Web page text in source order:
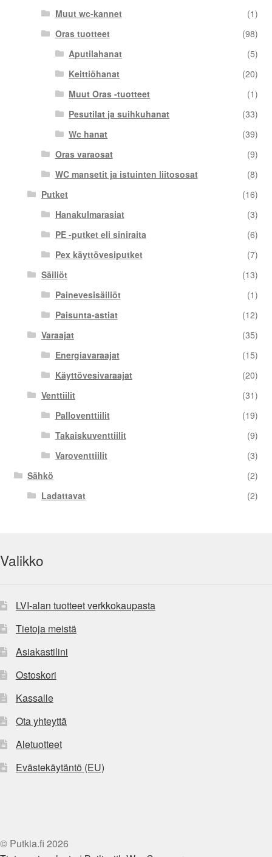
Muut wc-kannet
(1)
Oras tuotteet
(98)
Aputilahanat
(5)
Keittiöhanat
(20)
Muut Oras -tuotteet
(1)
Pesutilat ja suihkuhanat
(33)
Wc hanat
(39)
Oras varaosat
(9)
WC mansetit ja istuinten liitososat
(8)
Putket
(16)
Hanakulmarasiat
(3)
PE -putket eli siniraita
(6)
Pex käyttövesiputket
(7)
Säiliöt
(13)
Painevesisäiliöt
(1)
Paisunta-astiat
(12)
Varaajat
(35)
Energiavaraajat
(15)
Käyttövesivaraajat
(20)
Venttiilit
(31)
Palloventtiilit
(19)
Takaiskuventtiilit
(9)
Varoventtiilit
(3)
Sähkö
(2)
Ladattavat
(2)
Valikko
LVI-alan tuotteet verkkokaupasta
Tietoja meistä
Asiakastilini
Ostoskori
Kassalle
Ota yhteyttä
Aletuotteet
Evästekäytäntö (EU)
© Putkia.fi 2026